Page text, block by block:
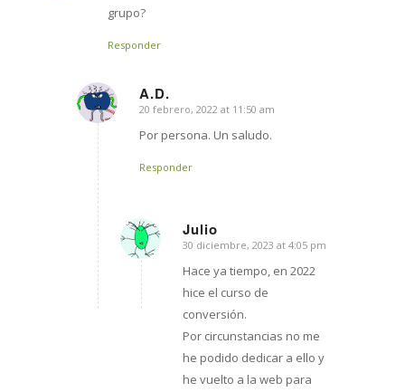
grupo?
Responder
A.D.
says:
20 febrero, 2022 at 11:50 am
Por persona. Un saludo.
Responder
Julio
says:
30 diciembre, 2023 at 4:05 pm
Hace ya tiempo, en 2022
hice el curso de
conversión.
Por circunstancias no me
he podido dedicar a ello y
he vuelto a la web para